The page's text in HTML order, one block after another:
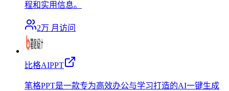
程和实用信息。
2万 月访问
比格AIPPT
笔格PPT是一款专为高效办公与学习打造的AI一键生成